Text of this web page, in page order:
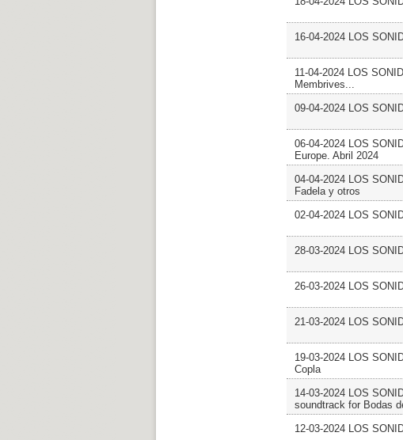
16-04-2024 LOS
11-04-2024 LOS
Membrives...
09-04-2024 LOS
06-04-2024 LOS
Europe. Abril 2024
04-04-2024 LOS
Fadela y otros
02-04-2024 LOS
28-03-2024 LOS
26-03-2024 LOS
21-03-2024 LOS
19-03-2024 LOS
Copla
14-03-2024 LOS
soundtrack for Bodas
12-03-2024 LOS